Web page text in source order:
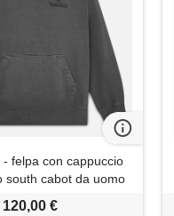
felpa con cappuccio
south cabot da uomo
nero, taglia: 3xl
120,00 €